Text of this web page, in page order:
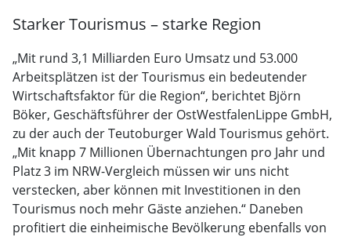
Starker Tourismus – starke Region
„Mit rund 3,1 Milliarden Euro Umsatz und 53.000
Arbeitsplätzen ist der Tourismus ein bedeutender
Wirtschaftsfaktor für die Region“, berichtet Björn
Böker, Geschäftsführer der OstWestfalenLippe GmbH,
zu der auch der Teutoburger Wald Tourismus gehört.
„Mit knapp 7 Millionen Übernachtungen pro Jahr und
Platz 3 im NRW-Vergleich müssen wir uns nicht
verstecken, aber können mit Investitionen in den
Tourismus noch mehr Gäste anziehen.“ Daneben
profitiert die einheimische Bevölkerung ebenfalls von